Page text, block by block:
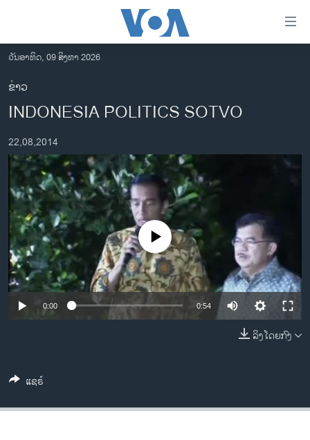
ເຂົ້າ
ຫາ
ຂ້າມ
ຂ້າມ
ໄປ
ຫາ
ຄົ້ນ
ອາເມຣິກາ
ການເລືອກຕັ້ງ ປະທານາທີບໍດີ ສະຫະລັດ 2024
ຂ່າວ​ຈີນ
ໂລກ
ເອເຊຍ
ອິດສະຫຼະພາບດ້ານການຂ່າວ
ຊີວິດຊາວລາວ
ຊຸມຊົນຊາວລາວ
ວິທະຍາສາດ-ເທັກໂນໂລຈີ
ພາສາອັງກິດ
ວັນອາທິດ, 09 ສິງຫາ 2026
ຂ່າວ
INDONESIA POLITICS SOTVO
22,08,2014
No media source currently available
0:00 0:54
ລິງໂດຍກົງ
ແຊຣ໌